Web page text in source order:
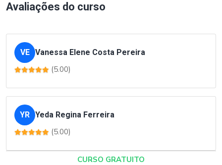
Avaliações do curso
VE Vanessa Elene Costa Pereira
(5.00)
YR Yeda Regina Ferreira
(5.00)
CURSO GRATUITO